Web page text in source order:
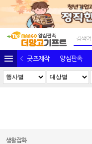
굿즈제작 양심판촉
생활잡화